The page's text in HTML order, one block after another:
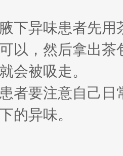
下异味患者先用
以，然后拿出
会被吸走。
者要注意自己
的异味。